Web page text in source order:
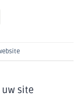
uw site